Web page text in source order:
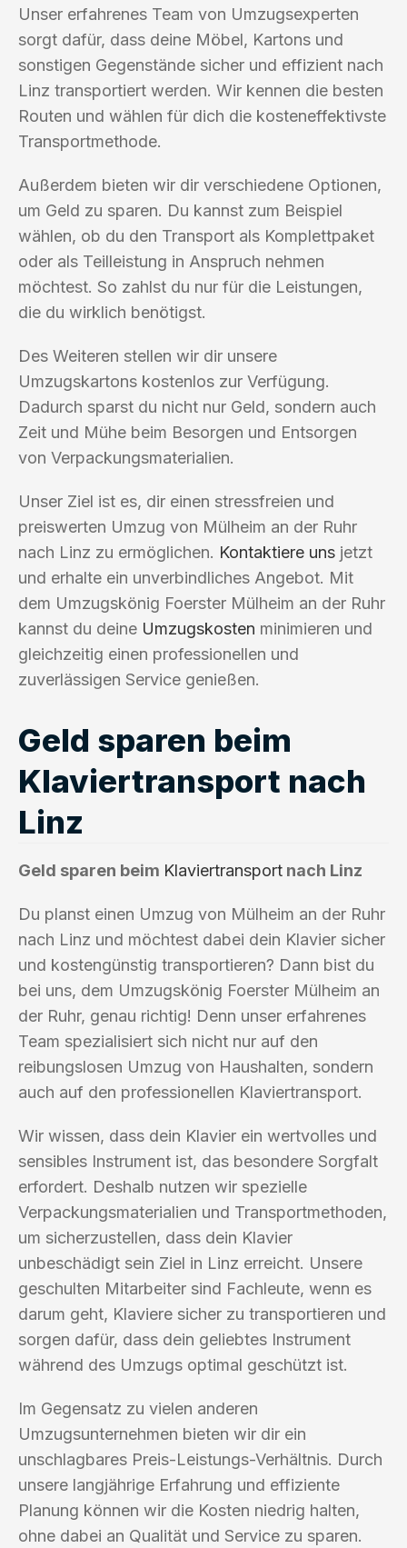
Unser erfahrenes Team von Umzugsexperten
sorgt dafür, dass deine Möbel, Kartons und
sonstigen Gegenstände sicher und effizient nach
Linz transportiert werden. Wir kennen die besten
Routen und wählen für dich die kosteneffektivste
Transportmethode.
Außerdem bieten wir dir verschiedene Optionen,
um Geld zu sparen. Du kannst zum Beispiel
wählen, ob du den Transport als Komplettpaket
oder als Teilleistung in Anspruch nehmen
möchtest. So zahlst du nur für die Leistungen,
die du wirklich benötigst.
Des Weiteren stellen wir dir unsere
Umzugskartons kostenlos zur Verfügung.
Dadurch sparst du nicht nur Geld, sondern auch
Zeit und Mühe beim Besorgen und Entsorgen
von Verpackungsmaterialien.
Unser Ziel ist es, dir einen stressfreien und
preiswerten Umzug von Mülheim an der Ruhr
nach Linz zu ermöglichen. Kontaktiere uns jetzt
und erhalte ein unverbindliches Angebot. Mit
dem Umzugskönig Foerster Mülheim an der Ruhr
kannst du deine Umzugskosten minimieren und
gleichzeitig einen professionellen und
zuverlässigen Service genießen.
Geld sparen beim
Klaviertransport nach
Linz
Geld sparen beim Klaviertransport nach Linz
Du planst einen Umzug von Mülheim an der Ruhr
nach Linz und möchtest dabei dein Klavier sicher
und kostengünstig transportieren? Dann bist du
bei uns, dem Umzugskönig Foerster Mülheim an
der Ruhr, genau richtig! Denn unser erfahrenes
Team spezialisiert sich nicht nur auf den
reibungslosen Umzug von Haushalten, sondern
auch auf den professionellen Klaviertransport.
Wir wissen, dass dein Klavier ein wertvolles und
sensibles Instrument ist, das besondere Sorgfalt
erfordert. Deshalb nutzen wir spezielle
Verpackungsmaterialien und Transportmethoden,
um sicherzustellen, dass dein Klavier
unbeschädigt sein Ziel in Linz erreicht. Unsere
geschulten Mitarbeiter sind Fachleute, wenn es
darum geht, Klaviere sicher zu transportieren und
sorgen dafür, dass dein geliebtes Instrument
während des Umzugs optimal geschützt ist.
Im Gegensatz zu vielen anderen
Umzugsunternehmen bieten wir dir ein
unschlagbares Preis-Leistungs-Verhältnis. Durch
unsere langjährige Erfahrung und effiziente
Planung können wir die Kosten niedrig halten,
ohne dabei an Qualität und Service zu sparen.